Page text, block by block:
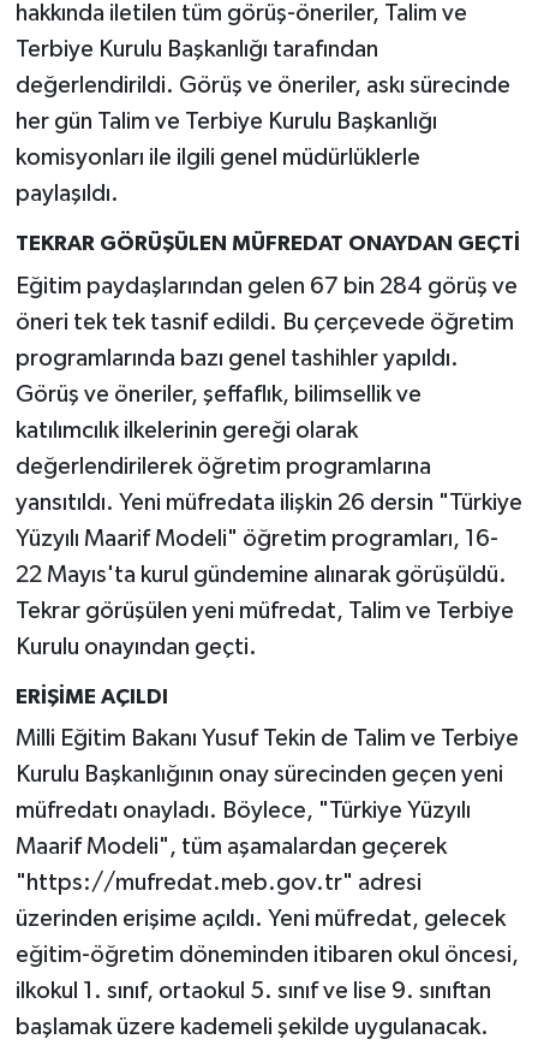
hakkında iletilen tüm görüş-öneriler, Talim ve
Terbiye Kurulu Başkanlığı tarafından
değerlendirildi. Görüş ve öneriler, askı sürecinde
her gün Talim ve Terbiye Kurulu Başkanlığı
komisyonları ile ilgili genel müdürlüklerle
paylaşıldı.
TEKRAR GÖRÜŞÜLEN MÜFREDAT ONAYDAN GEÇTİ
Eğitim paydaşlarından gelen 67 bin 284 görüş ve
öneri tek tek tasnif edildi. Bu çerçevede öğretim
programlarında bazı genel tashihler yapıldı.
Görüş ve öneriler, şeffaflık, bilimsellik ve
katılımcılık ilkelerinin gereği olarak
değerlendirilerek öğretim programlarına
yansıtıldı. Yeni müfredata ilişkin 26 dersin "Türkiye
Yüzyılı Maarif Modeli" öğretim programları, 16-
22 Mayıs'ta kurul gündemine alınarak görüşüldü.
Tekrar görüşülen yeni müfredat, Talim ve Terbiye
Kurulu onayından geçti.
ERİŞİME AÇILDI
Milli Eğitim Bakanı Yusuf Tekin de Talim ve Terbiye
Kurulu Başkanlığının onay sürecinden geçen yeni
müfredatı onayladı. Böylece, "Türkiye Yüzyılı
Maarif Modeli", tüm aşamalardan geçerek
"https://mufredat.meb.gov.tr" adresi
üzerinden erişime açıldı. Yeni müfredat, gelecek
eğitim-öğretim döneminden itibaren okul öncesi,
ilkokul 1. sınıf, ortaokul 5. sınıf ve lise 9. sınıftan
başlamak üzere kademeli şekilde uygulanacak.